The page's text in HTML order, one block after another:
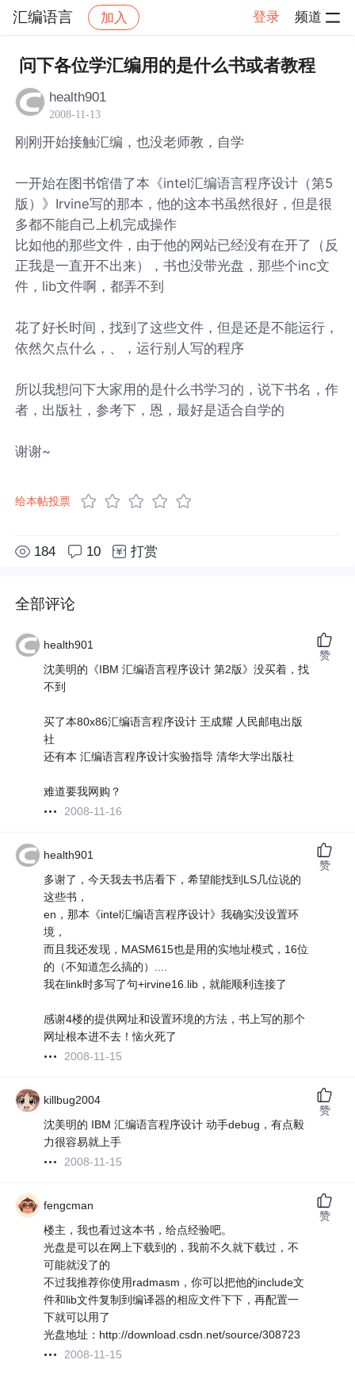
汇编语言 加入 登录 频道
社区 汇编语言 帖子详情
问下各位学汇编用的是什么书或者教程
health901
2008-11-13
刚刚开始接触汇编，也没老师教，自学
一开始在图书馆借了本《intel汇编语言程序设计（第5
版）》Irvine写的那本，他的这本书虽然很好，但是很
多都不能自己上机完成操作
比如他的那些文件，由于他的网站已经没有在开了（反
正我是一直开不出来），书也没带光盘，那些个inc文
件，lib文件啊，都弄不到
花了好长时间，找到了这些文件，但是还是不能运行，
依然欠点什么，、，运行别人写的程序
所以我想问下大家用的是什么书学习的，说下书名，作
者，出版社，参考下，恩，最好是适合自学的
谢谢~
给本帖投票
184 10 打赏
全部评论
health901
沈美明的《IBM 汇编语言程序设计 第2版》没买着，找
不到
买了本80x86汇编语言程序设计 王成耀 人民邮电出版
社
还有本 汇编语言程序设计实验指导 清华大学出版社
难道要我网购？
2008-11-16
赞
health901
多谢了，今天我去书店看下，希望能找到LS几位说的
这些书，
en，那本《intel汇编语言程序设计》我确实没设置环
境，
而且我还发现，MASM615也是用的实地址模式，16位
的（不知道怎么搞的）....
我在link时多写了句+irvine16.lib，就能顺利连接了
感谢4楼的提供网址和设置环境的方法，书上写的那个
网址根本进不去！恼火死了
2008-11-15
赞
killbug2004
沈美明的 IBM 汇编语言程序设计 动手debug，有点毅
力很容易就上手
2008-11-15
赞
fengcman
楼主，我也看过这本书，给点经验吧。
光盘是可以在网上下载到的，我前不久就下载过，不
可能就没了的
不过我推荐你使用radmasm，你可以把他的include文
件和lib文件复制到编译器的相应文件下下，再配置一
下就可以用了
光盘地址：http://download.csdn.net/source/308723
2008-11-15
赞